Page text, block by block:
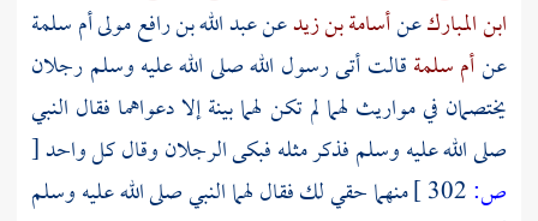
ابن المباركعنأسامة بن زيدعنعبد الله بن رافعمولىأم سلمة
عنأم سلمةقالت أتى رسول الله صلى الله عليه وسلم رجلان
يختصمان في مواريث لهما لم تكن لهما بينة إلا دعواهما فقال النبي
صلى الله عليه وسلم فذكر مثله فبكى الرجلان وقال كل واحد[
ص:
منهما حقي لك فقال لهما النبي صلى الله عليه وسلم